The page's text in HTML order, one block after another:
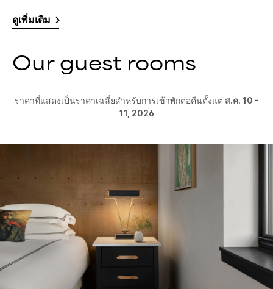
ดูเพิ่มเติม
Our guest rooms
ราคาที่แสดงเป็นราคาเฉลี่ยสำหรับการเข้าพักต่อคืนตั้งแต่ ส.ค. 10 -
11, 2026